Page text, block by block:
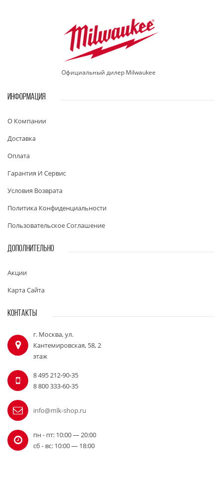
Официальный дилер Milwaukee
ИНФОРМАЦИЯ
О Компании
Доставка
Оплата
Гарантия И Сервис
Условия Возврата
Политика Конфиденциальности
Пользовательское Соглашение
ДОПОЛНИТЕЛЬНО
Акции
Карта Сайта
КОНТАКТЫ
г. Москва, ул.
Кантемировская, 58, 2
этаж
8 495 212-90-35
8 800 333-60-35
info@mlk-shop.ru
пн - пт: 10:00 — 20:00
сб - вс: 10:00 — 18:00